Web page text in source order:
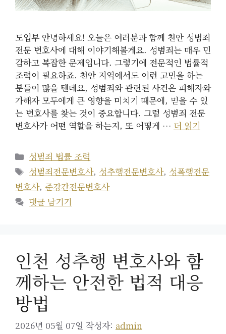
도입부 안녕하세요! 오늘은 여러분과 함께 천안 성범죄
전문 변호사에 대해 이야기해볼게요. 성범죄는 매우 민
감하고 복잡한 문제입니다. 그렇기에 전문적인 법률적
조력이 필요하죠. 천안 지역에서도 이런 고민을 하는
분들이 많을 텐데요, 성범죄와 관련된 사건은 피해자와
가해자 모두에게 큰 영향을 미치기 때문에, 믿을 수 있
는 변호사를 찾는 것이 중요합니다. 그럼 성범죄 전문
변호사가 어떤 역할을 하는지, 또 어떻게 … 더 읽기
카
테
고
리
성범죄 법률 조력
태
그
성범죄전문변호사, 성추행전문변호사, 성폭행전문
변호사, 준강간전문변호사
댓글 남기기
인천 성추행 변호사와 함
께하는 안전한 법적 대응
방법
2026년 05월 07일 작성자: admin